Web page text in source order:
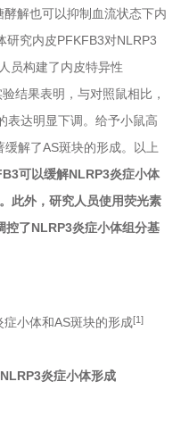
解也可以抑制血流状态下内
研究内皮PFKFB3对NLRP3
员构建了内皮特异性
验结果表明，与对照鼠相比，
表达明显下调。给予小鼠高
缓解了AS斑块的形成。以上
可以缓解NLRP3炎症小体
此外，研究人员使用荧光素
控了NLRP3炎症小体组分基
小体和AS斑块的形成[1]
炎症小体形成